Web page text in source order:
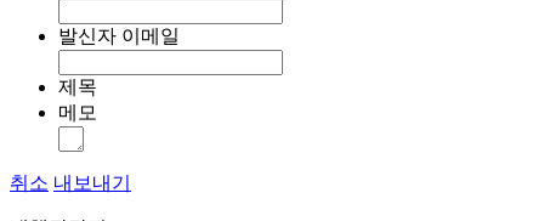
발신자 이메일
제목
메모
취소 내보내기